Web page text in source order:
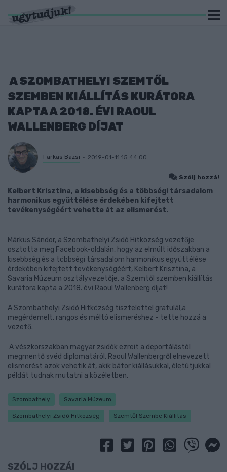
A SZOMBATHELYI SZEMTŐL
SZEMBEN KIÁLLÍTÁS KURÁTORA
KAPTA A 2018. ÉVI RAOUL
WALLENBERG DÍJAT
Farkas Bazsi 2019-01-11 15:44:00
Szólj hozzá!
Kelbert Krisztina, a kisebbség és a többségi társadalom
harmonikus együttélése érdekében kifejtett
tevékenységéért vehette át az elismerést.
Márkus Sándor, a Szombathelyi Zsidó Hitközség vezetője
osztotta meg Facebook-oldalán, hogy az elmúlt időszakban a
kisebbség és a többségi társadalom harmonikus együttélése
érdekében kifejtett tevékenységéért, Kelbert Krisztina, a
Savaria Múzeum osztályvezetője, a Szemtől szemben kiállítás
kurátora kapta a 2018. évi Raoul Wallenberg díjat!
A Szombathelyi Zsidó Hitközség tisztelettel gratulál,a
megérdemelt, rangos és méltó elismeréshez - tette hozzá a
vezető.
A vészkorszakban magyar zsidók ezreit a deportálástól
megmentő svéd diplomatáról, Raoul Wallenbergről elnevezett
elismerést azok vehetik át, akik bátor kiállásukkal, életútjukkal
példát tudnak mutatni a közéletben.
Szombathely Savaria Múzeum
Szombathelyi Zsidó Hitközség Szemtől Szembe Kiállítás
SZÓLJ HOZZÁ!